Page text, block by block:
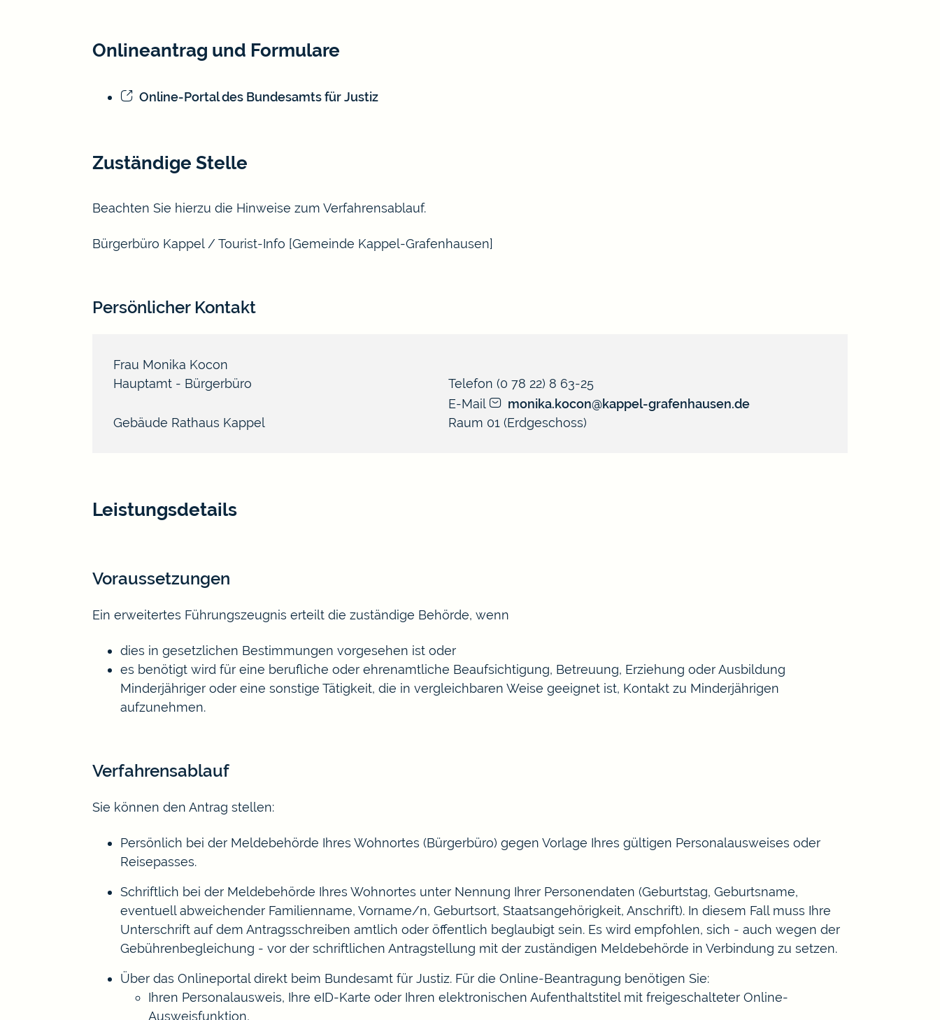
Onlineantrag und Formulare
Online-Portal des Bundesamts für Justiz
Zuständige Stelle
Beachten Sie hierzu die Hinweise zum Verfahrensablauf.
Bürgerbüro Kappel / Tourist-Info [Gemeinde Kappel-Grafenhausen]
Persönlicher Kontakt
Frau Monika Kocon
Hauptamt - Bürgerbüro
Telefon (0 78 22) 8 63-25
E-Mail
monika.kocon@kappel-grafenhausen.de
Gebäude Rathaus Kappel Raum 01 (Erdgeschoss)
Leistungsdetails
Voraussetzungen
Ein erweitertes Führungszeugnis erteilt die zuständige Behörde, wenn
dies in gesetzlichen Bestimmungen vorgesehen ist oder
es benötigt wird für eine berufliche oder ehrenamtliche Beaufsichtigung, Betreuung, Erziehung oder Ausbildung
Minderjähriger oder eine sonstige Tätigkeit, die in vergleichbaren Weise geeignet ist, Kontakt zu Minderjährigen
aufzunehmen.
Verfahrensablauf
Sie können den Antrag stellen:
Persönlich bei der Meldebehörde Ihres Wohnortes (Bürgerbüro) gegen Vorlage Ihres gültigen Personalausweises oder
Reisepasses.
Schriftlich bei der Meldebehörde Ihres Wohnortes unter Nennung Ihrer Personendaten (Geburtstag, Geburtsname,
eventuell abweichender Familienname, Vorname/n, Geburtsort, Staatsangehörigkeit, Anschrift). In diesem Fall muss Ihre
Unterschrift auf dem Antragsschreiben amtlich oder öffentlich beglaubigt sein. Es wird empfohlen, sich - auch wegen der
Gebührenbegleichung - vor der schriftlichen Antragstellung mit der zuständigen Meldebehörde in Verbindung zu setzen.
Über das Onlineportal direkt beim Bundesamt für Justiz. Für die Online-Beantragung benötigen Sie:
Ihren Personalausweis, Ihre eID-Karte oder Ihren elektronischen Aufenthaltstitel mit freigeschalteter Online-
Ausweisfunktion,